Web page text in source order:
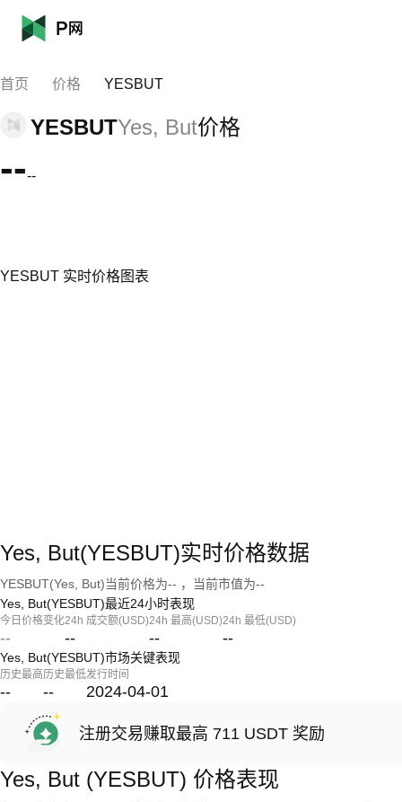
首页 价格 YESBUT
YESBUTYes, But价格
----
YESBUT 实时价格图表
Yes, But(YESBUT)实时价格数据
YESBUT(Yes, But)当前价格为-- ，当前市值为--
Yes, But(YESBUT)最近24小时表现
今日价格变化
--
24h 成交额(USD)
--
24h 最高(USD)
--
24h 最低(USD)
--
Yes, But(YESBUT)市场关键表现
历史最高
--
历史最低
--
发行时间
2024-04-01
注册交易赚取最高 711 USDT 奖励
Yes, But (YESBUT) 价格表现